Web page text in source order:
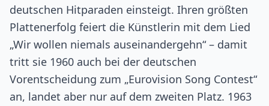
deutschen Hitparaden einsteigt. Ihren größten
Plattenerfolg feiert die Künstlerin mit dem Lied
„Wir wollen niemals auseinandergehn“ – damit
tritt sie 1960 auch bei der deutschen
Vorentscheidung zum „Eurovision Song Contest“
an, landet aber nur auf dem zweiten Platz. 1963